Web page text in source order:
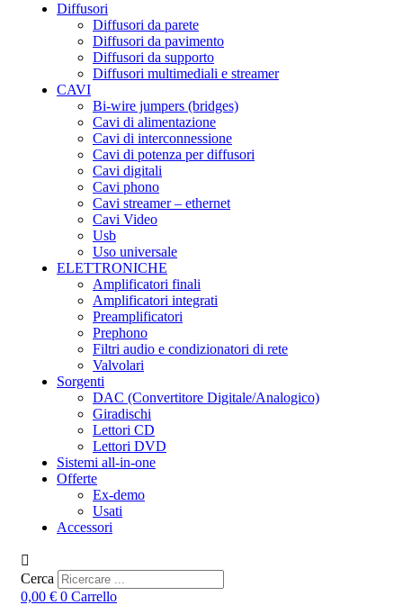
Diffusori
Diffusori da parete
Diffusori da pavimento
Diffusori da supporto
Diffusori multimediali e streamer
CAVI
Bi-wire jumpers (bridges)
Cavi di alimentazione
Cavi di interconnessione
Cavi di potenza per diffusori
Cavi digitali
Cavi phono
Cavi streamer – ethernet
Cavi Video
Usb
Uso universale
ELETTRONICHE
Amplificatori finali
Amplificatori integrati
Preamplificatori
Prephono
Filtri audio e condizionatori di rete
Valvolari
Sorgenti
DAC (Convertitore Digitale/Analogico)
Giradischi
Lettori CD
Lettori DVD
Sistemi all-in-one
Offerte
Ex-demo
Usati
Accessori
Cerca
0,00 € 0 Carrello